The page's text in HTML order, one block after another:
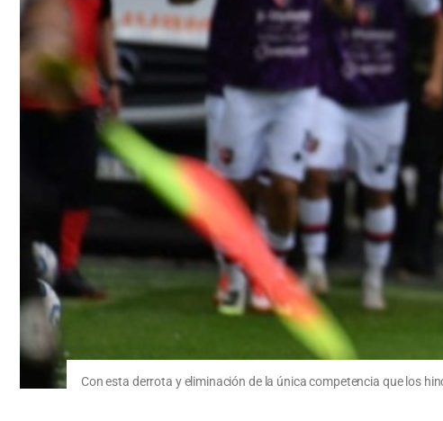
Con esta derrota y eliminación de la única competencia que los